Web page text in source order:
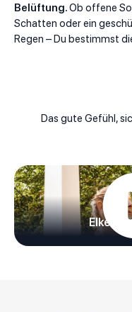
Belüftung.Ob offene
Schatten oder ein
Regen – Du bestimmst
Das gute Gefühl,
Elke